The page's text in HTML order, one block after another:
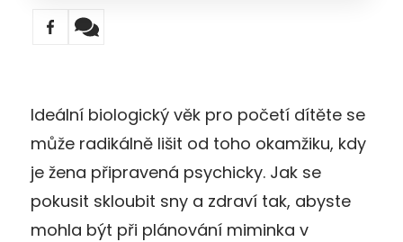
Ideální biologický věk pro početí dítěte se
může radikálně lišit od toho okamžiku, kdy
je žena připravená psychicky. Jak se
pokusit skloubit sny a zdraví tak, abyste
mohla být při plánování miminka v